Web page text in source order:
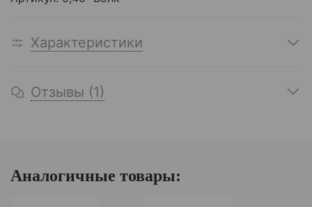
Характеристики
Отзывы (1)
Аналогичные товары: